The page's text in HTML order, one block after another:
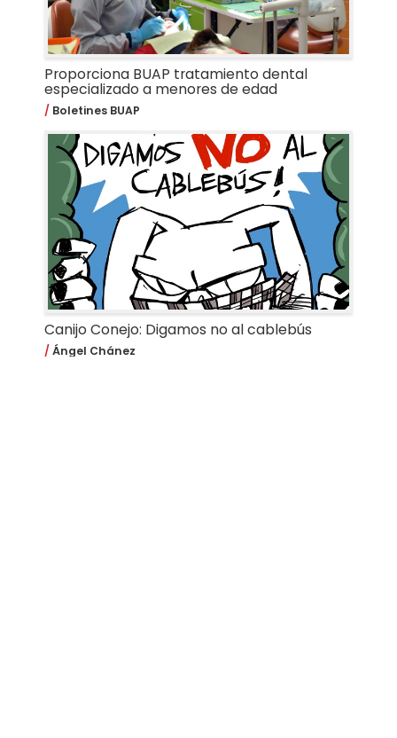
Proporciona BUAP tratamiento dental
especializado a menores de edad
Boletines BUAP
Canijo Conejo: Digamos no al cablebús
Ángel Chánez